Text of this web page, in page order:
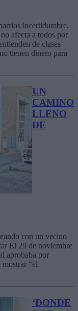
incertidumbre,
afecta a todos por
de clases
tienen dinero para
UN
CAMINO
LLENO
DE
con un vecino
El 29 de noviembre
aprobaba por
“el
‘DONDE